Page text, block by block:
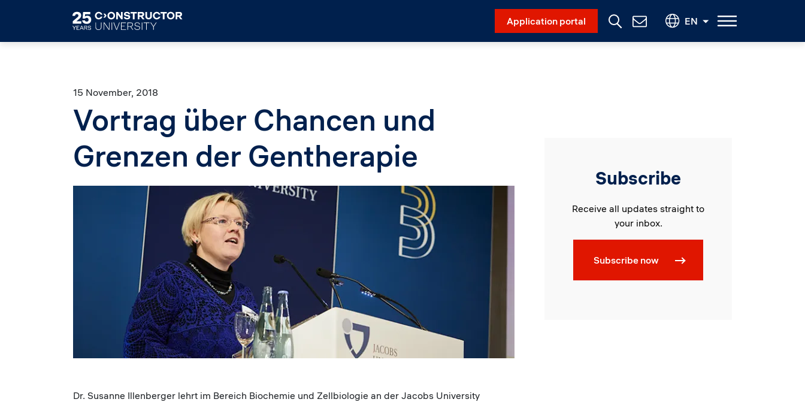
Application portal
Contact
Us
EN
15 November, 2018
Vortrag über Chancen und
Grenzen der Gentherapie
Dr. Susanne Illenberger lehrt im Bereich Biochemie und Zellbiologie an der Jacobs University
Subscribe
Receive all updates straight to
your inbox.
Subscribe now